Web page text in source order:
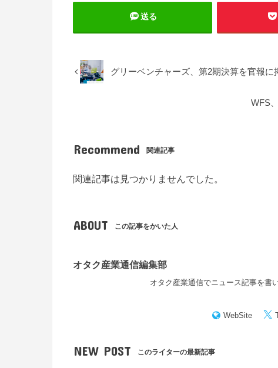
送る
グリーベンチャーズ、第2期決算を官報
WFS
Recommend 関連記事
関連記事は見つかりませんでした。
ABOUT この記事をかいた人
オタク産業通信編集部
オタク産業通信でニュース記事を書
WebSite
NEW POST このライターの最新記事